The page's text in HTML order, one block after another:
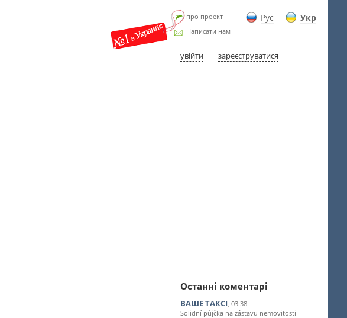
Рус Укр
про проект
Написати нам
увійти зареєструватися
Останні коментарі
ВАШЕ ТАКСІ, 03:38
Solidní půjčka na zástavu nemovitosti